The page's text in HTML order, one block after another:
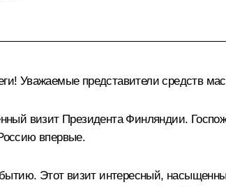
Уважаемые представители средств
визит Президента Финляндии.
впервые.
Этот визит интересный,